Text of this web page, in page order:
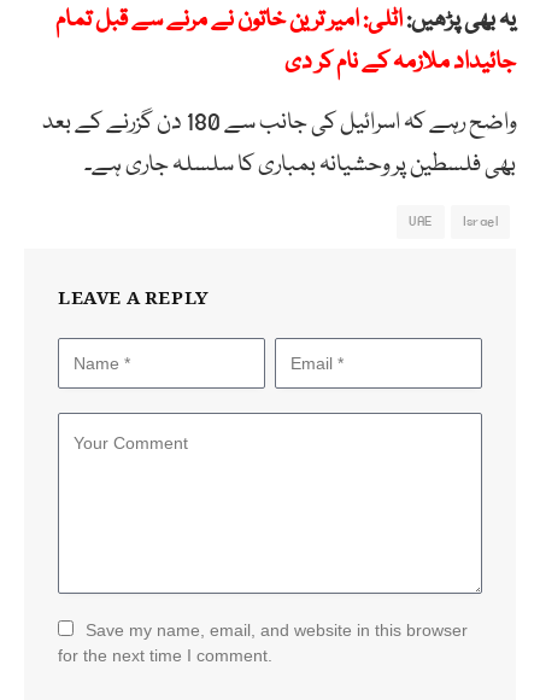
یہ بھی پڑھیں:اٹلی: امیر ترین خاتون نے مرنے سے قبل تمام
جائیداد ملازمہ کے نام کر دی
واضح رہے کہ اسرائیل کی جانب سے 180 دن گزرنے کے بعد
بھی فلسطین پر وحشیانہ بمباری کا سلسلہ جاری ہے۔
Israel
UAE
LEAVE A REPLY
Save my name, email, and website in this browser
for the next time I comment.